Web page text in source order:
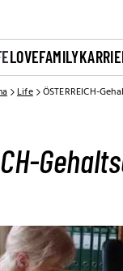
LOVEFAMILY
Life ÖSTERREICH-